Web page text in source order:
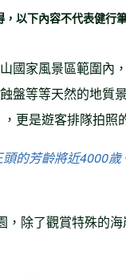
以下內容不代表健行
國家風景區範圍內
盤等等天然的地質
更是遊客排隊拍照
的芳齡將近4000歲
除了觀賞特殊的